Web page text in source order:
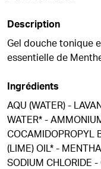
Description
Gel douche tonique
essentielle de
Ingrédients
AQU (WATER) -
WATER* -
COCAMIDOPROPYL
(LIME) OIL* -
SODIUM CHLORIDE -